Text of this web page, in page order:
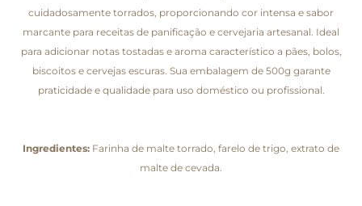
cuidadosamente torrados, proporcionando cor intensa e sabor
marcante para receitas de panificação e cervejaria artesanal. Ideal
para adicionar notas tostadas e aroma característico a pães, bolos,
biscoitos e cervejas escuras. Sua embalagem de 500g garante
praticidade e qualidade para uso doméstico ou profissional.
Ingredientes: Farinha de malte torrado, farelo de trigo, extrato de
malte de cevada.